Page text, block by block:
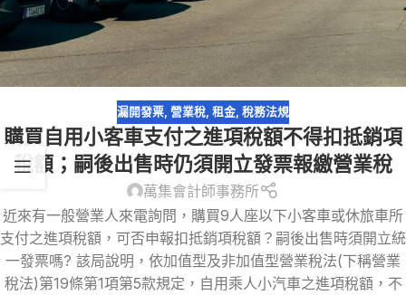
漏開發票, 營業稅, 租金, 稅務法規
購買自用小客車支付之進項稅額不得扣抵銷項
稅額；嗣後出售時仍須開立發票報繳營業稅
萬集會計師事務所
近來有一般營業人來電詢問，購買9人座以下小客車或休旅車所
支付之進項稅額，可否申報扣抵銷項稅額？嗣後出售時須開立統
一發票嗎? 該局說明，依加值型及非加值型營業稅法(下稱營業
稅法)第19條第1項第5款規定，自用乘人小汽車之進項稅額，不